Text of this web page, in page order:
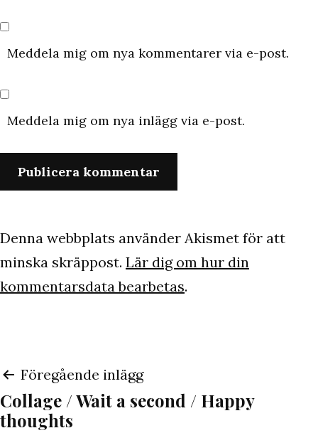
Meddela mig om nya kommentarer via e-post.
Meddela mig om nya inlägg via e-post.
Denna webbplats använder Akismet för att
minska skräppost. Lär dig om hur din
kommentarsdata bearbetas.
Inläggsnavigering
Föregående inlägg
Collage / Wait a second / Happy
thoughts